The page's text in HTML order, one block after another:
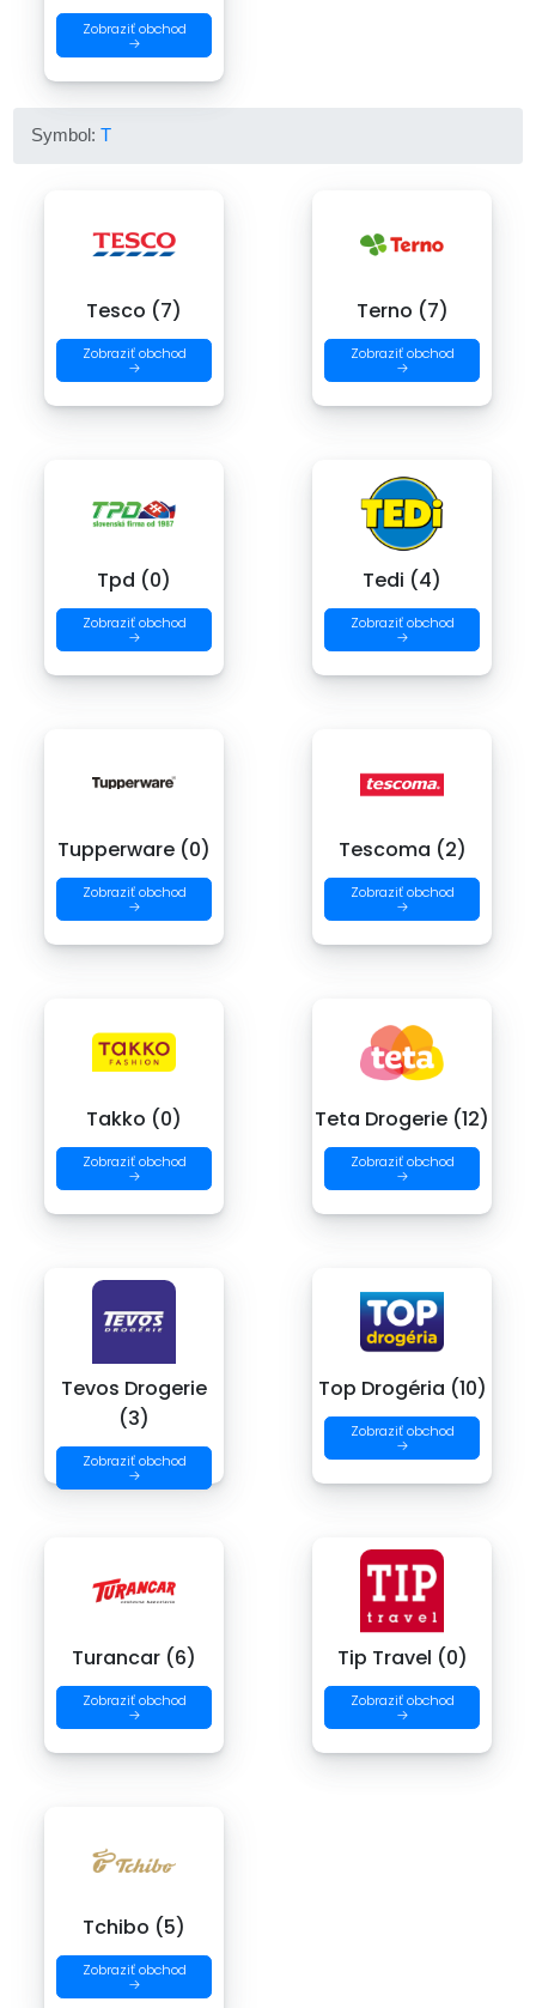
Zobraziť obchod
→
Symbol:T
Tesco (7)
Zobraziť obchod
→
Terno (7)
Zobraziť obchod
→
Tpd (0)
Zobraziť obchod
→
Tedi (4)
Zobraziť obchod
→
Tupperware (0)
Zobraziť obchod
→
Tescoma (2)
Zobraziť obchod
→
Takko (0)
Zobraziť obchod
→
Teta Drogerie (12)
Zobraziť obchod
→
Tevos Drogerie
(3)
Zobraziť obchod
→
Top Drogéria (10)
Zobraziť obchod
→
Turancar (6)
Zobraziť obchod
→
Tip Travel (0)
Zobraziť obchod
→
Tchibo (5)
Zobraziť obchod
→